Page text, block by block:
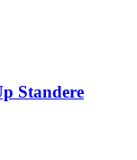
Standere